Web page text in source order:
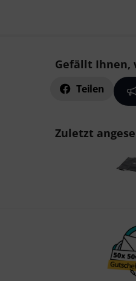
Gefällt Ihnen,
Teilen
Zuletzt